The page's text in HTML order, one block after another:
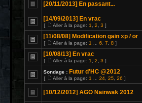
[20/11/2013] En passant...
[14/09/2013] En vrac
[ Aller à la page: 1 2 3 ]
[11/08/08] Modification gain xp / or
[ Aller à la page: 1 6 7 8 ]
[10/08/13] En vrac
[ Aller à la page: 1 2 3 ]
Sondage : Futur d'HC @2012
[ Aller à la page: 1 24 25 26 ]
[10/12/2012] AGO Nainwak 2012